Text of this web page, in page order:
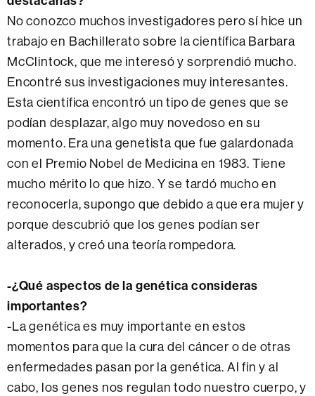
No conozco muchos investigadores pero sí hice un
trabajo en Bachillerato sobre la científica Barbara
McClintock, que me interesó y sorprendió mucho.
Encontré sus investigaciones muy interesantes.
Esta científica encontró un tipo de genes que se
podían desplazar, algo muy novedoso en su
momento. Era una genetista que fue galardonada
con el Premio Nobel de Medicina en 1983. Tiene
mucho mérito lo que hizo. Y se tardó mucho en
reconocerla, supongo que debido a que era mujer y
porque descubrió que los genes podían ser
alterados, y creó una teoría rompedora.
-¿Qué aspectos de la genética consideras
importantes?
-La genética es muy importante en estos
momentos para que la cura del cáncer o de otras
enfermedades pasan por la genética. Al fin y al
cabo, los genes nos regulan todo nuestro cuerpo, y